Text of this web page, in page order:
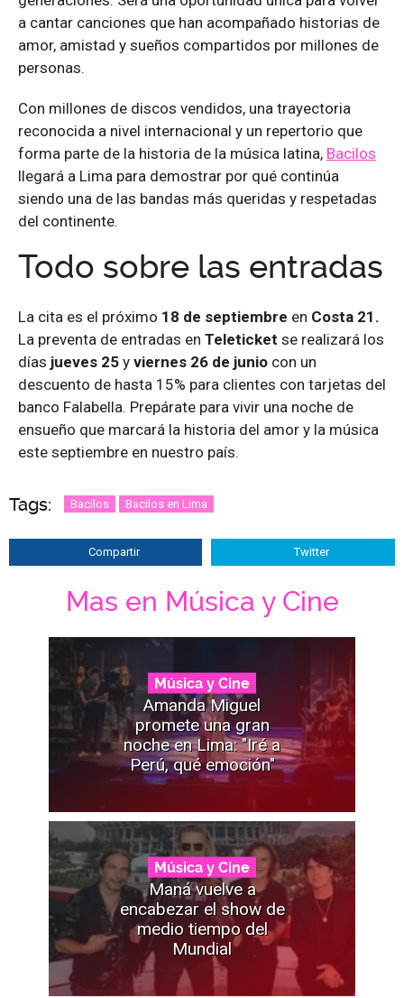
a cantar canciones que han acompañado historias de
amor, amistad y sueños compartidos por millones de
personas.
Con millones de discos vendidos, una trayectoria
reconocida a nivel internacional y un repertorio que
forma parte de la historia de la música latina, Bacilos
llegará a Lima para demostrar por qué continúa
siendo una de las bandas más queridas y respetadas
del continente.
Todo sobre las entradas
La cita es el próximo 18 de septiembre en Costa 21.
La preventa de entradas en Teleticket se realizará los
días jueves 25 y viernes 26 de junio con un
descuento de hasta 15% para clientes con tarjetas del
banco Falabella. Prepárate para vivir una noche de
ensueño que marcará la historia del amor y la música
este septiembre en nuestro país.
Tags: Bacilos Bacilos en Lima
Compartir Twitter
Mas en Música y Cine
Música y Cine
Amanda Miguel
promete una gran
noche en Lima: "Iré a
Perú, qué emoción"
Música y Cine
Maná vuelve a
encabezar el show de
medio tiempo del
Mundial